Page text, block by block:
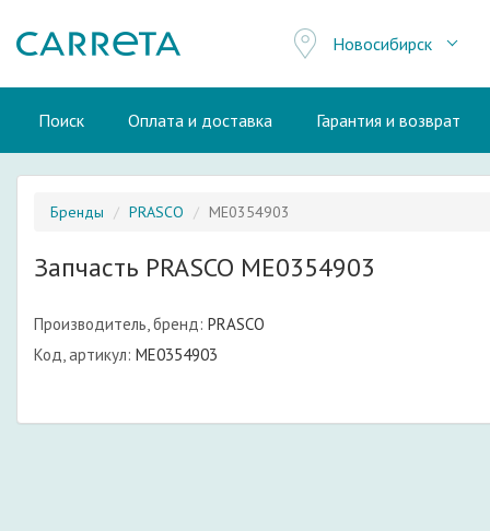
Новосибирск
Поиск Оплата и доставка Гарантия и возврат
Бренды PRASCO ME0354903
Запчасть PRASCO ME0354903
Производитель, бренд: PRASCO
Код, артикул: ME0354903